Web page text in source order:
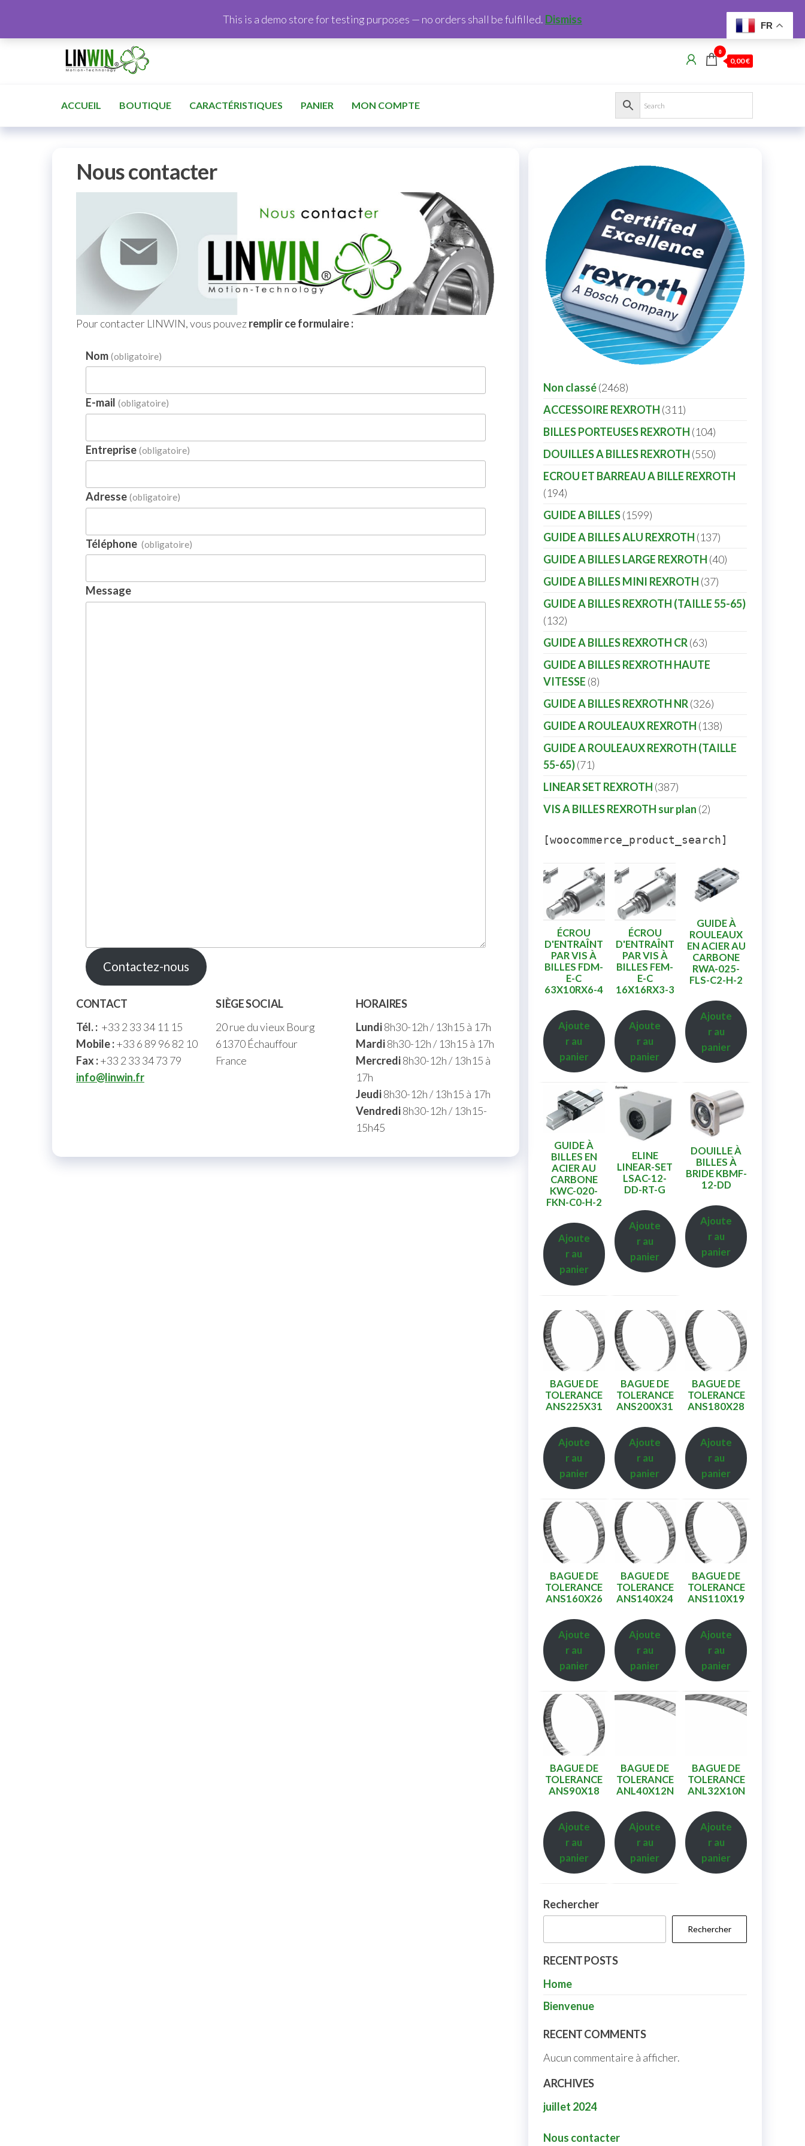
0
0,00 €
ACCUEIL BOUTIQUE CARACTÉRISTIQUES PANIER MON COMPTE
Nous contacter
Pour contacter LINWIN, vous pouvezremplir ce formulaire :
Nom (obligatoire)
E-mail (obligatoire)
Entreprise (obligatoire)
Adresse (obligatoire)
Téléphone (obligatoire)
Message
Contactez-nous
CONTACT
Tél. : +33 2 33 34 11 15
Mobile :+33 6 89 96 82 10
Fax :+33 2 33 34 73 79
info@linwin.fr
SIÈGE SOCIAL
20 rue du vieux Bourg
61370 Échauffour
France
HORAIRES
Lundi8h30-12h / 13h15 à 17h
Mardi8h30-12h / 13h15 à 17h
Mercredi8h30-12h / 13h15 à
17h
Jeudi8h30-12h / 13h15 à 17h
Vendredi8h30-12h / 13h15-
15h45
Non classé 2468
ACCESSOIRE REXROTH 311
BILLES PORTEUSES REXROTH 104
DOUILLES A BILLES REXROTH 550
ECROU ET BARREAU A BILLE REXROTH
194
GUIDE A BILLES 1599
GUIDE A BILLES ALU REXROTH 137
GUIDE A BILLES LARGE REXROTH 40
GUIDE A BILLES MINI REXROTH 37
GUIDE A BILLES REXROTH (TAILLE 55-65)
132
GUIDE A BILLES REXROTH CR 63
GUIDE A BILLES REXROTH HAUTE
VITESSE 8
GUIDE A BILLES REXROTH NR 326
GUIDE A ROULEAUX REXROTH 138
GUIDE A ROULEAUX REXROTH (TAILLE
55-65) 71
LINEAR SET REXROTH 387
VIS A BILLES REXROTH sur plan 2
[woocommerce_product_search]
ÉCROU
D'ENTRAÎNT
PAR VIS À
BILLES FDM-
E-C
63X10RX6-4
Ajoute
r au
panier
ÉCROU
D'ENTRAÎNT
PAR VIS À
BILLES FEM-
E-C
16X16RX3-3
Ajoute
r au
panier
GUIDE À
ROULEAUX
EN ACIER AU
CARBONE
RWA-025-
FLS-C2-H-2
Ajoute
r au
panier
GUIDE À
BILLES EN
ACIER AU
CARBONE
KWC-020-
FKN-C0-H-2
Ajoute
r au
panier
ELINE
LINEAR-SET
LSAC-12-
DD-RT-G
Ajoute
r au
panier
DOUILLE À
BILLES À
BRIDE KBMF-
12-DD
Ajoute
r au
panier
BAGUE DE
TOLERANCE
ANS225X31
Ajoute
r au
panier
BAGUE DE
TOLERANCE
ANS200X31
Ajoute
r au
panier
BAGUE DE
TOLERANCE
ANS180X28
Ajoute
r au
panier
BAGUE DE
TOLERANCE
ANS160X26
Ajoute
r au
panier
BAGUE DE
TOLERANCE
ANS140X24
Ajoute
r au
panier
BAGUE DE
TOLERANCE
ANS110X19
Ajoute
r au
panier
BAGUE DE
TOLERANCE
ANS90X18
Ajoute
r au
panier
BAGUE DE
TOLERANCE
ANL40X12N
Ajoute
r au
panier
BAGUE DE
TOLERANCE
ANL32X10N
Ajoute
r au
panier
Rechercher
Rechercher
RECENT POSTS
Home
Bienvenue
RECENT COMMENTS
Aucun commentaire à afficher.
ARCHIVES
juillet 2024
Nous contacter
FR
This is a demo store for testing purposes — no orders shall be fulfilled. Dismiss